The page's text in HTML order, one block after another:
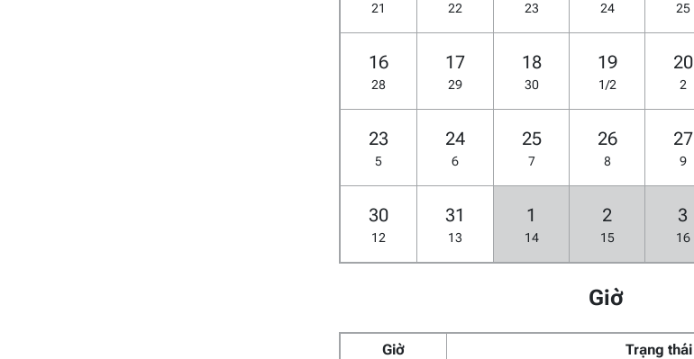
21 22 23 24 25
16
28
17
29
18
30
19
1/2
20
2
23
5
24
6
25
7
26
8
27
9
30
12
31
13
1
14
2
15
3
16
Giờ
Giờ Trạng thái